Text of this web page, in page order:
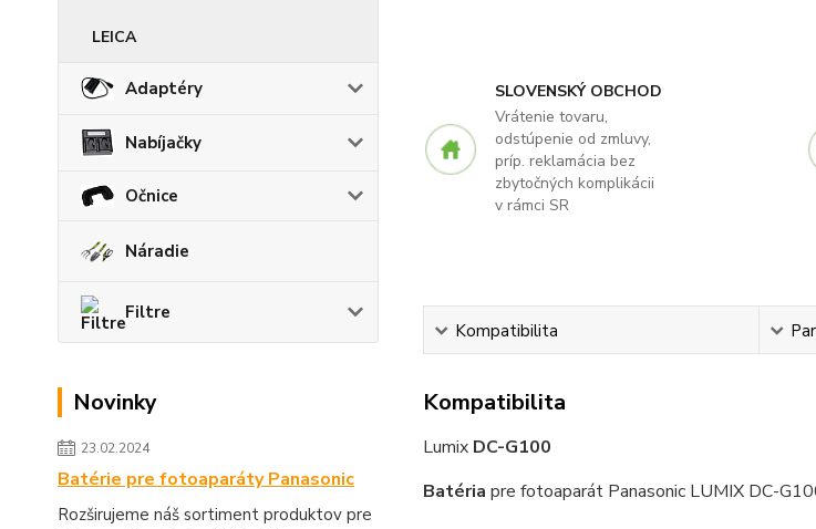
LEICA
Adaptéry
Nabíjačky
Očnice
Náradie
Filtre
Novinky
23.02.2024
Batérie pre fotoaparáty Panasonic
Rozširujeme náš sortiment produktov pre
SLOVENSKÝ OBCHOD
Vrátenie tovaru,
odstúpenie od zmluvy,
príp. reklamácia bez
zbytočných komplikácii
v rámci SR
Kompatibilita
Kompatibilita
Lumix DC-G100
Batéria pre fotoaparát Panasonic LUMIX DC-